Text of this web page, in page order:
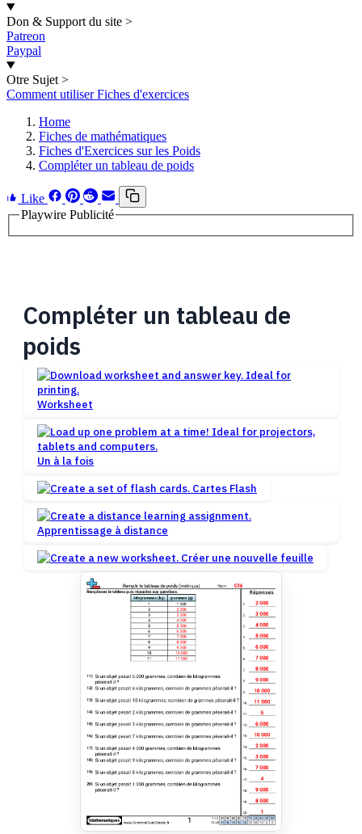
Don & Support du site >
Patreon
Paypal
Otre Sujet >
Comment utiliser Fiches d'exercices
Home
Fiches de mathématiques
Fiches d'Exercices sur les Poids
Compléter un tableau de poids
Like
Playwire Publicité
Compléter un tableau de
poids
Worksheet
Un à la fois
Cartes Flash
Apprentissage à distance
Créer une nouvelle feuille